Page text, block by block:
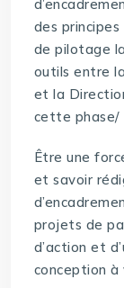
des
de pilotage
outils entre
et la
cette phase/
Être une
et savoir
projets de
d’action et
conception à